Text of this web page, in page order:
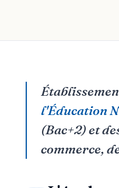
l'Éducation
(Bac+2) et
commerce,